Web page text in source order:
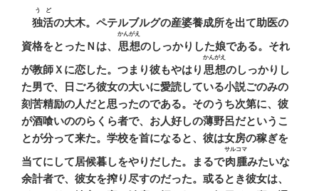
独活
うど
の大木。ペテルブルグの産婆養成所を出て助医の
資格をとったＮは、 思想
かんがえ
のしっかりした娘である。それ
が教師Ｘに恋した。つまり彼もやはり思想
かんがえ
のしっかりし
た男で、日ごろ彼女の大いに愛読している小説ごのみの
刻苦精励の人だと思ったのである。そのうち次第に、彼
が酒喰いののらくら者で、お人好しの薄野呂だというこ
とが分って来た。学校を首になると、彼は女房の稼ぎを
当てにして居候暮しをやりだした。まるで肉腫
サルコマ
みたいな
余計者で、彼女を搾り尽すのだった。或るとき彼女は、